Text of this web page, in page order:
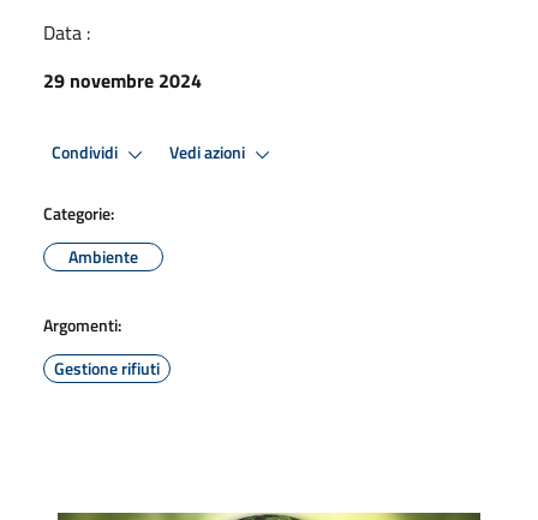
Data :
29 novembre 2024
Condividi Vedi azioni
Categorie:
Ambiente
Argomenti:
Gestione rifiuti